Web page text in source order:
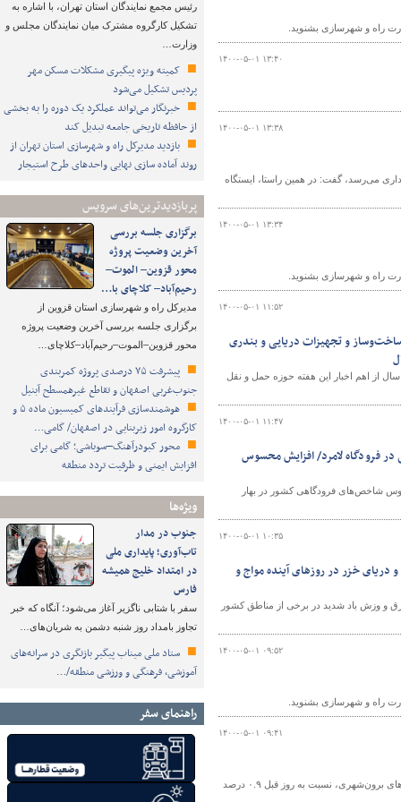
رئیس مجمع نمایندگان استان تهران، با اشاره به
تشکیل کارگروه مشترک میان نمایندگان مجلس و
وزارت…
کمیته ویژه پیگیری مشکلات مسکن مهر
پردیس تشکیل می‌شود
خبرنگار می‌تواند عملکرد یک دوره را به بخشی
از حافظه تاریخی جامعه تبدیل کند
بازدید مدیرکل راه و شهرسازی استان تهران از
روند آماده سازی نهایی واحدهای طرح استیجار
پربازدیدترین‌های سرویس
برگزاری جلسه بررسی
آخرین وضعیت پروژه
محور قزوین– الموت–
رحیم‌آباد– کلاچای با…
مدیرکل راه و شهرسازی استان قزوین از
برگزاری جلسه بررسی آخرین وضعیت پروژه
محور قزوین–الموت–رحیم‌آباد–کلاچای…
پیشرفت ۷۵ درصدی پروژه کمربندی
جنوب‌غربی اصفهان و تقاطع غیرهمسطح آبنیل
هوشمندسازی فرآیندهای کمیسیون ماده ۵ و
کارگروه امور زیربنایی در اصفهان/ گامی…
محور کبودرآهنگ–سوباشی؛ گامی برای
افزایش ایمنی و ظرفیت تردد منطقه
ویژه‌ها
جنوب در مدار
تاب‌آوری؛ پایداری ملی
در امتداد خلیج همیشه
فارس
سفر با شتابی ناگزیر آغاز می‌شود؛ آنگاه که خبر
تجاوز بامداد روز شنبه دشمن به شریان‌های…
ستاد ملی میناب پیگیر بازنگری در سرانه‌های
آموزشی، فرهنگی و ورزشی منطقه/…
راهنمای سفر
راه و شهرسازی بشنوید.
۱۴۰۰-۰۵-۰۱ ۱۳:۴۰
۱۴۰۰-۰۵-۰۱ ۱۳:۳۸
می‌رسد، گفت: در همین راستا، ایستگاه
۱۴۰۰-۰۵-۰۱ ۱۳:۳۴
راه و شهرسازی بشنوید.
۱۴۰۰-۰۵-۰۱ ۱۱:۵۲
ایران در ساخت‌و‌ساز و تجهیزات دریایی و بندری
در بندر امیرآباد و برنامه افزایش ظرفیت بندر چابهار به ۲۰ میلیون تن در سال از اهم اخبار این هفته حوزه حمل و نقل
۱۴۰۰-۰۵-۰۱ ۱۱:۴۷
در فرودگاه لامرد/ افزايش محسوس
شاخص‌های فرودگاهی کشور در بهار
۱۴۰۰-۰۵-۰۱ ۱۰:۳۵
خزر در روزهای آینده مواج و
و وزش باد شدید در برخی از مناطق کشور
۱۴۰۰-۰۵-۰۱ ۰۹:۵۲
راه و شهرسازی بشنوید.
۱۴۰۰-۰۵-۰۱ ۰۹:۴۱
در شبانه ‌روز گذشته ، بر اساس آخرين اطلاعات دريافتی از ۲۳۲۲ ترددشمار فعال در محورهای برون‌شهری، نسبت به روز قبل ۰.۹ درصد